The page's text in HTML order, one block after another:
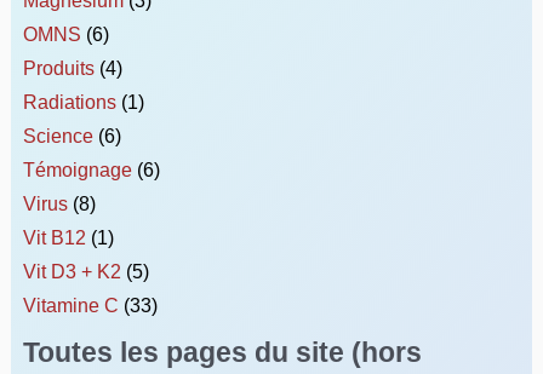
OMNS (6)
Produits(4)
Radiations(1)
Science(6)
Témoignage(6)
Virus(8)
Vit B12 (1)
Vit D3 + K2 (5)
Vitamine C (33)
Toutes les pages du site (hors